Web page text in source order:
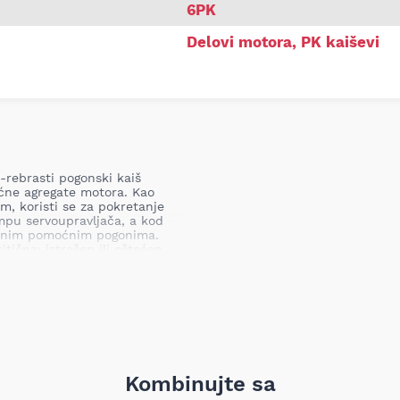
6PK
Delovi motora, PK kaiševi
rebrasti pogonski kaiš
agregate motora. Kao
koristi se za pokretanje
servoupravljača, a kod
pomoćnim pogonima.
punjenja
remenica i prekida
Kombinujte sa